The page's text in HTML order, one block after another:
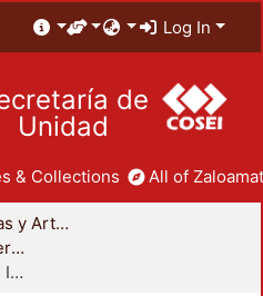
Log In
de
Unidad
& Collections All of
División de Ciencias y Artes para el Diseño
Proyectos Integrales / Terminales - Licenciatura
Arquitectura - Proyectos Integrales